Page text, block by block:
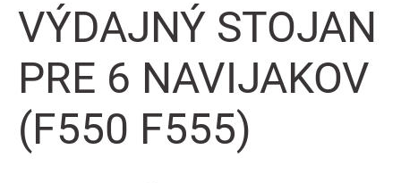
VÝDAJNÝ STOJAN
PRE 6 NAVIJAKOV
(F550 F555)